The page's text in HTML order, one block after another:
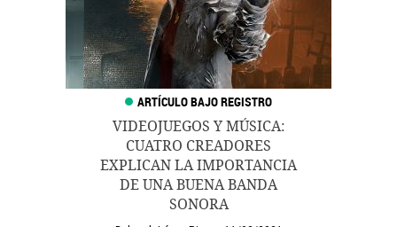
VIDEOJUEGOS Y MÚSICA:
CUATRO CREADORES
EXPLICAN LA IMPORTANCIA
DE UNA BUENA BANDA
SONORA